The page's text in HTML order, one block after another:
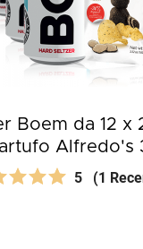
Boem da 12 x
Alfredo's
5 (1